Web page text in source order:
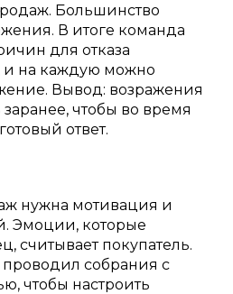
Большинство
В итоге команда
для отказа
и на каждую можно
Вывод: возражения
заранее, чтобы во время
ответ.
нужна мотивация и
Эмоции, которые
считывает покупатель.
собрания с
чтобы настроить